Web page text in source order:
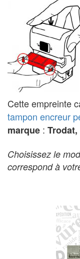
Cette empreinte
tampon encreur
marque :
Choisissez le
correspond à